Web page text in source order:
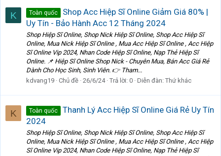
K Toàn quốc
Shop Acc Hiệp Sĩ Online Giảm Giá 80% |
Uy Tín - Bảo Hành Acc 12 Tháng 2024
Shop Hiệp Sĩ Online, Shop Nick Hiệp Sĩ Online, Shop Acc Hiệp Sĩ
Online, Mua Nick Hiệp Sĩ Online , Mua Acc Hiệp Sĩ Online , Acc Hiệp
Sĩ Online Vip 2024, Nhan Code Hiệp Sĩ Online, Nạp Thẻ Hiệp Sĩ
Online. 📌 Hiệp Sĩ Online Shop Nick - Chuyên Mua, Bán Acc Giá Rẻ
Dành Cho Học Sinh, Sinh Viên. 👉 Tham...
kdvang19 Chủ đề 26/6/24 Trả lời: 0 Diễn đàn: Thứ khác
K Toàn quốc
Thanh Lý Acc Hiệp Sĩ Online Giá Rẻ Uy Tín
2024
Shop Hiệp Sĩ Online, Shop Nick Hiệp Sĩ Online, Shop Acc Hiệp Sĩ
Online, Mua Nick Hiệp Sĩ Online , Mua Acc Hiệp Sĩ Online , Acc Hiệp
Sĩ Online Vip 2024, Nhan Code Hiệp Sĩ Online, Nạp Thẻ Hiệp Sĩ